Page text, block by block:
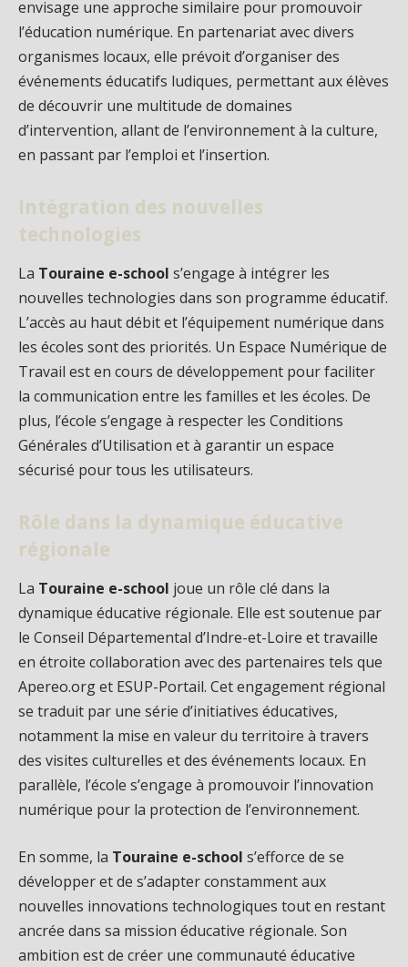
envisage une approche similaire pour promouvoir
l’éducation numérique. En partenariat avec divers
organismes locaux, elle prévoit d’organiser des
événements éducatifs ludiques, permettant aux élèves
de découvrir une multitude de domaines
d’intervention, allant de l’environnement à la culture,
en passant par l’emploi et l’insertion.
Intégration des nouvelles
technologies
La Touraine e-school s’engage à intégrer les
nouvelles technologies dans son programme éducatif.
L’accès au haut débit et l’équipement numérique dans
les écoles sont des priorités. Un Espace Numérique de
Travail est en cours de développement pour faciliter
la communication entre les familles et les écoles. De
plus, l’école s’engage à respecter les Conditions
Générales d’Utilisation et à garantir un espace
sécurisé pour tous les utilisateurs.
Rôle dans la dynamique éducative
régionale
La Touraine e-school joue un rôle clé dans la
dynamique éducative régionale. Elle est soutenue par
le Conseil Départemental d’Indre-et-Loire et travaille
en étroite collaboration avec des partenaires tels que
Apereo.org et ESUP-Portail. Cet engagement régional
se traduit par une série d’initiatives éducatives,
notamment la mise en valeur du territoire à travers
des visites culturelles et des événements locaux. En
parallèle, l’école s’engage à promouvoir l’innovation
numérique pour la protection de l’environnement.
En somme, la Touraine e-school s’efforce de se
développer et de s’adapter constamment aux
nouvelles innovations technologiques tout en restant
ancrée dans sa mission éducative régionale. Son
ambition est de créer une communauté éducative